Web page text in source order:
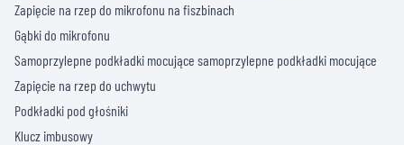
Zapięcie na rzep do mikrofonu na fiszbinach
Gąbki do mikrofonu
Samoprzylepne podkładki mocujące samoprzylepne podkładki mocujące
Zapięcie na rzep do uchwytu
Podkładki pod głośniki
Klucz imbusowy